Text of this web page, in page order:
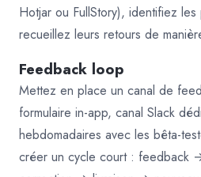
Hotjar ou FullStory), identifiez
recueillez leurs retours de
Feedback loop
Mettez en place un canal de
formulaire in-app, canal Slack
hebdomadaires avec les bêta-
créer un cycle court : feedback